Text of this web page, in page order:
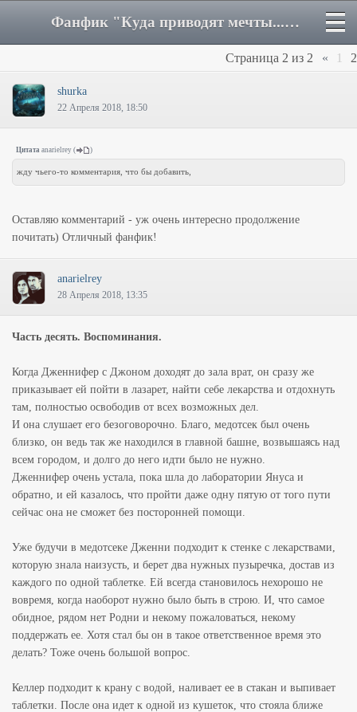
Фанфик "Куда приводят мечты..." - Страница 2 - Форум
Страница 2 из 2 « 1 2
shurka
22 Апреля 2018, 18:50
Цитата anarielrey ( )
жду чьего-то комментария, что бы добавить,
Оставляю комментарий - уж очень интересно продолжение
почитать) Отличный фанфик!
anarielrey
28 Апреля 2018, 13:35
Часть десять. Воспоминания.
Когда Дженнифер с Джоном доходят до зала врат, он сразу же
приказывает ей пойти в лазарет, найти себе лекарства и отдохнуть
там, полностью освободив от всех возможных дел.
И она слушает его безоговорочно. Благо, медотсек был очень
близко, он ведь так же находился в главной башне, возвышаясь над
всем городом, и долго до него идти было не нужно.
Дженнифер очень устала, пока шла до лаборатории Януса и
обратно, и ей казалось, что пройти даже одну пятую от того пути
сейчас она не сможет без посторонней помощи.
Уже будучи в медотсеке Дженни подходит к стенке с лекарствами,
которую знала наизусть, и берет два нужных пузыречка, достав из
каждого по одной таблетке. Ей всегда становилось нехорошо не
вовремя, когда наоборот нужно было быть в строю. И, что самое
обидное, рядом нет Родни и некому пожаловаться, некому
поддержать ее. Хотя стал бы он в такое ответственное время это
делать? Тоже очень большой вопрос.
Келлер подходит к крану с водой, наливает ее в стакан и выпивает
таблетки. После она идет к одной из кушеток, что стояла ближе